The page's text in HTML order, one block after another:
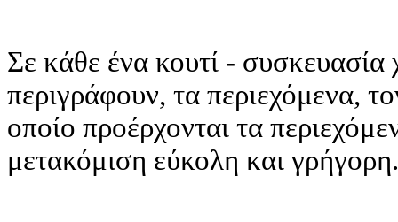
Σε κάθε ένα κουτί - συσκευασία
περιγράφουν, τα περιεχόμενα,
οποίο προέρχονται τα
μετακόμιση εύκολη και γρήγορη.